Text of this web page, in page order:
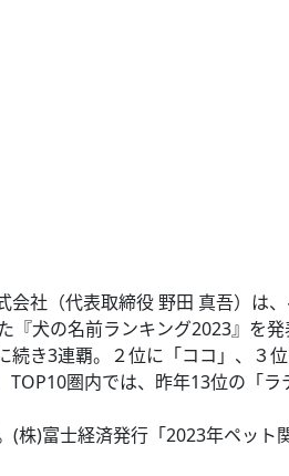
社（代表取締役 野田 真吾）は、
犬の名前ランキング2023』を発
き3連覇。２位に「ココ」、３
圏内では、昨年13位の「ラ
)富士経済発行「2023年ペット